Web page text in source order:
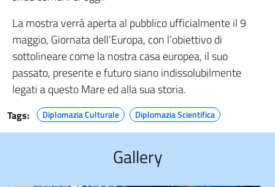
La mostra verrà aperta al pubblico ufficialmente il 9
maggio, Giornata dell’Europa, con l’obiettivo di
sottolineare come la nostra casa europea, il suo
passato, presente e futuro siano indissolubilmente
legati a questo Mare ed alla sua storia.
Tags: Diplomazia Culturale Diplomazia Scientifica
Gallery